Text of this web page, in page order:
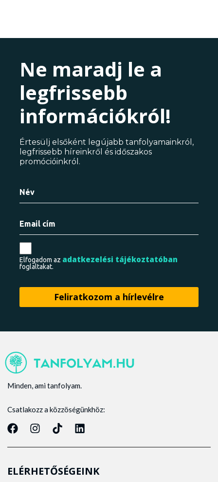
Ne maradj le a
legfrissebb
információkról!
Értesülj elsőként legújabb tanfolyamainkról,
legfrissebb híreinkről és időszakos
promócióinkról.
Elfogadom az adatkezelési tájékoztatóban
foglaltakat.
Minden, ami tanfolyam.
Csatlakozz a közzöségünkhöz:
ELÉRHETŐSÉGEINK